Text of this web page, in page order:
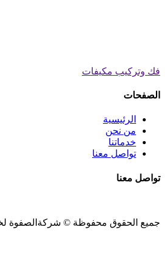
فك وتركيب مكيفات
الصفحات
الرئيسية
من نحن
خدماتنا
تواصل معنا
تواصل معنا
جميع الحقوق محفوظة © شركةالصفوة